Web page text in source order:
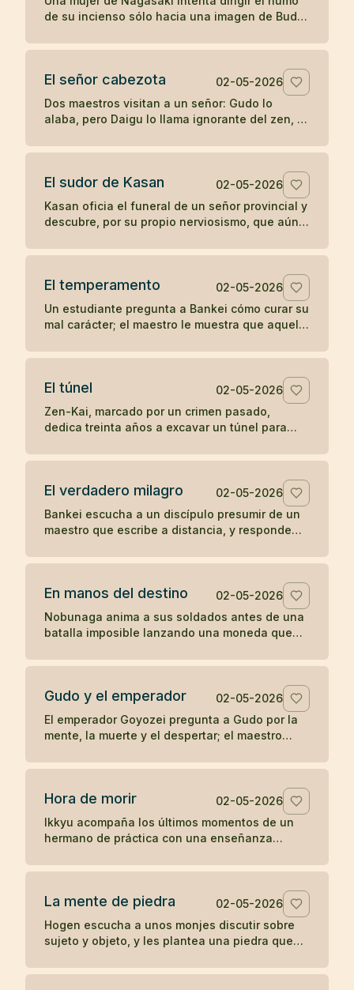
de su incienso sólo hacia una imagen de Buda,
manchando aquello que veneraba.
El señor cabezota
02-05-2026
Dos maestros visitan a un señor: Gudo lo
alaba, pero Daigu lo llama ignorante del zen, y
la práctica.
El sudor de Kasan
02-05-2026
Kasan oficia el funeral de un señor provincial y
descubre, por su propio nerviosismo, que aún
la soledad del templo.
El temperamento
02-05-2026
Un estudiante pregunta a Bankei cómo curar su
mal carácter; el maestro le muestra que aquello
verdadera naturaleza.
El túnel
02-05-2026
Zen-Kai, marcado por un crimen pasado,
dedica treinta años a excavar un túnel para
termina viendo en él a un maestro.
El verdadero milagro
02-05-2026
Bankei escucha a un discípulo presumir de un
maestro que escribe a distancia, y responde
y dormir cuando tiene sueño.
En manos del destino
02-05-2026
Nobunaga anima a sus soldados antes de una
batalla imposible lanzando una moneda que
Gudo y el emperador
02-05-2026
El emperador Goyozei pregunta a Gudo por la
mente, la muerte y el despertar; el maestro
el emperador todavía no comprende.
Hora de morir
02-05-2026
Ikkyu acompaña los últimos momentos de un
hermano de práctica con una enseñanza
muere.
La mente de piedra
02-05-2026
Hogen escucha a unos monjes discutir sobre
sujeto y objeto, y les plantea una piedra que